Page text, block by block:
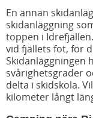
En annan
skidanläggning
toppen i
vid fjällets fot, för
Skidanläggningen
svårighetsgrader
delta i skidskola.
kilometer långt